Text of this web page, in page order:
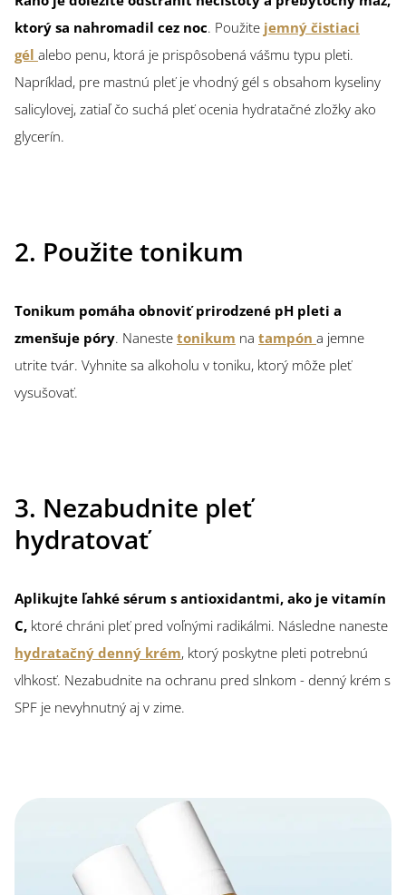
ktorý sa nahromadil cez noc. Použite jemný čistiaci
gél alebo penu, ktorá je prispôsobená vášmu typu pleti.
Napríklad, pre mastnú pleť je vhodný gél s obsahom kyseliny
salicylovej, zatiaľ čo suchá pleť ocenia hydratačné zložky ako
glycerín.
2. Použite tonikum
Tonikum pomáha obnoviť prirodzené pH pleti a
zmenšuje póry. Naneste tonikum na tampón a jemne
utrite tvár. Vyhnite sa alkoholu v toniku, ktorý môže pleť
vysušovať.
3. Nezabudnite pleť
hydratovať
Aplikujte ľahké sérum s antioxidantmi, ako je vitamín
C, ktoré chráni pleť pred voľnými radikálmi. Následne naneste
hydratačný denný krém, ktorý poskytne pleti potrebnú
vlhkosť. Nezabudnite na ochranu pred slnkom - denný krém s
SPF je nevyhnutný aj v zime.